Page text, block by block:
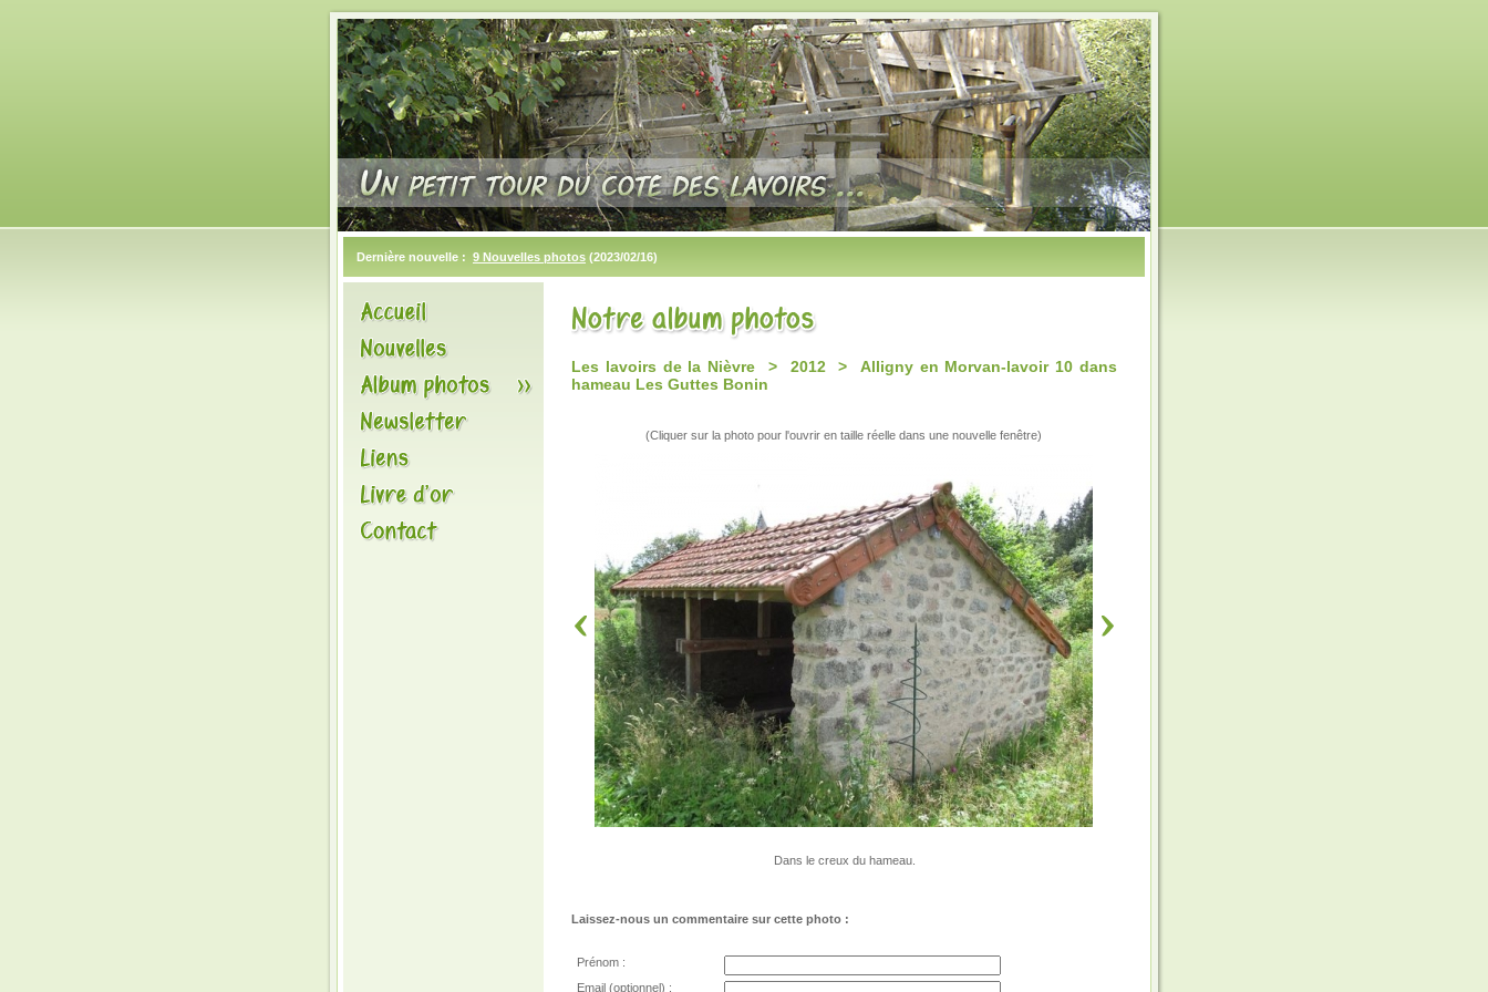
Dernière nouvelle : 9 Nouvelles photos (2023/02/16)
Les lavoirs de la Nièvre > 2012 > Alligny en Morvan-lavoir 10 dans
hameau Les Guttes Bonin
(Cliquer sur la photo pour l'ouvrir en taille réelle dans une nouvelle fenêtre)
Dans le creux du hameau.
Laissez-nous un commentaire sur cette photo :
Prénom :
Email (optionnel) :